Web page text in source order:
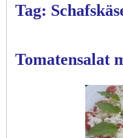
Tag:
Tomatensalat